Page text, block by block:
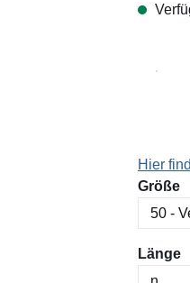
Hier
Größe
Länge